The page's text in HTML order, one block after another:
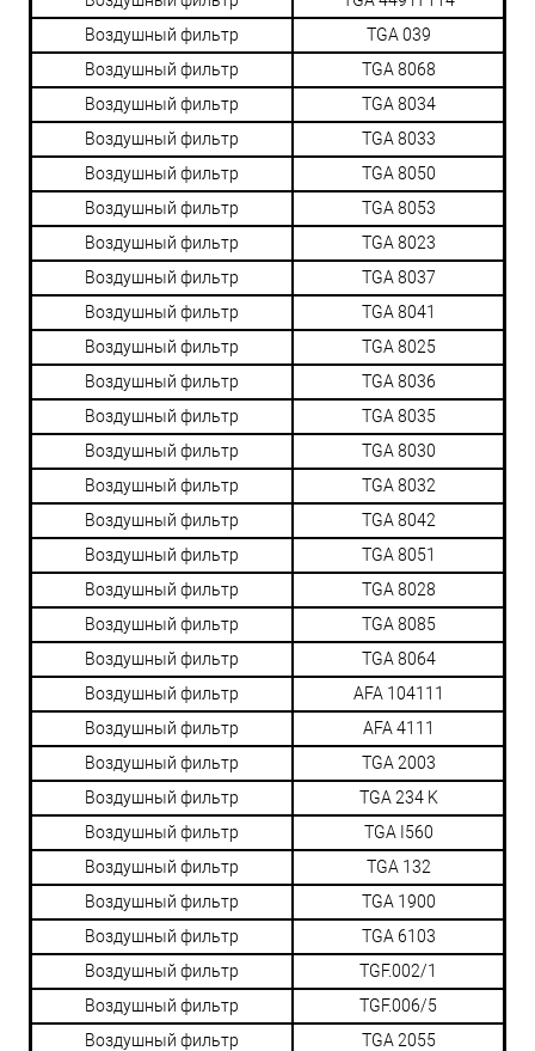
Воздушный фильтр
TGA 039
Воздушный фильтр
TGA 8068
Воздушный фильтр
TGA 8034
Воздушный фильтр
TGA 8033
Воздушный фильтр
TGA 8050
Воздушный фильтр
TGA 8053
Воздушный фильтр
TGA 8023
Воздушный фильтр
TGA 8037
Воздушный фильтр
TGA 8041
Воздушный фильтр
TGA 8025
Воздушный фильтр
TGA 8036
Воздушный фильтр
TGA 8035
Воздушный фильтр
TGA 8030
Воздушный фильтр
TGA 8032
Воздушный фильтр
TGA 8042
Воздушный фильтр
TGA 8051
Воздушный фильтр
TGA 8028
Воздушный фильтр
TGA 8085
Воздушный фильтр
TGA 8064
Воздушный фильтр
AFA 104111
Воздушный фильтр
AFA 4111
Воздушный фильтр
TGA 2003
Воздушный фильтр
TGA 234 K
Воздушный фильтр
TGA I560
Воздушный фильтр
TGA 132
Воздушный фильтр
TGA 1900
Воздушный фильтр
TGA 6103
Воздушный фильтр
TGF.002/1
Воздушный фильтр
TGF.006/5
Воздушный фильтр
TGA 2055